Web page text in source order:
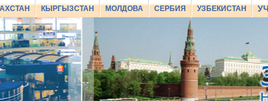
КЫРГЫЗСТАН МОЛДОВА СЕРБИЯ УЗБЕКИСТАН